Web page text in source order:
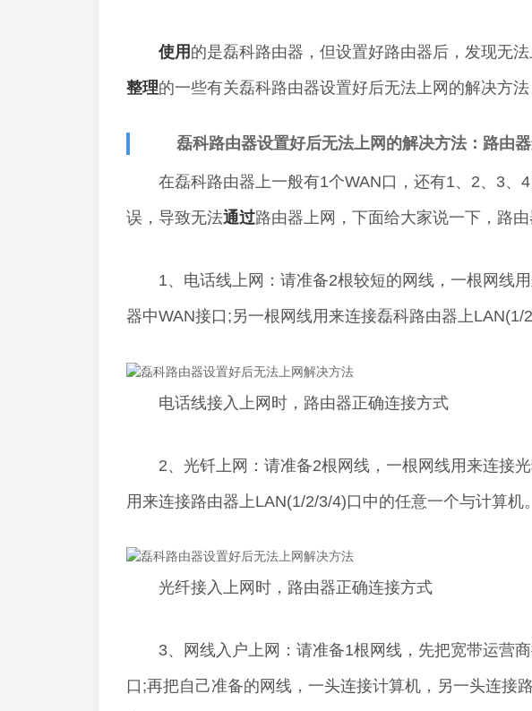
使用 的是磊科路由器，但设置好路由器后，发现无
整理的一些有关磊科路由器设置好后无法上网的解决方
磊科路由器设置好后无法上网的解决方法：路由器
在磊科路由器上一般有1个WAN口，还有1、2、3、4
误，导致无法通过路由器上网，下面给大家说一下，路由
1、电话线上网：请准备2根较短的网线，一根网线用
器中WAN接口;另一根网线用来连接磊科路由器上LAN(1/
电话线接入上网时，路由器正确连接方式
2、光钎上网：请准备2根网线，一根网线用来连接光
用来连接路由器上LAN(1/2/3/4)口中的任意一个与计算机。
光纤接入上网时，路由器正确连接方式
3、网线入户上网：请准备1根网线，先把宽带运营商
口;再把自己准备的网线，一头连接计算机，另一头连接